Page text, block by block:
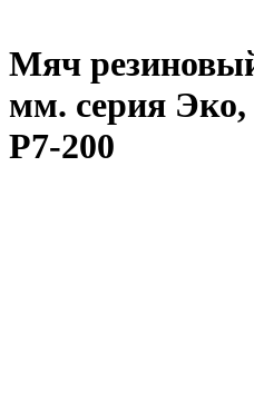
Мяч
мм. серия
Р7-200